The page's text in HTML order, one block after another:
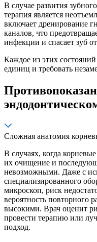
В случае развития
терапия является
включает дренирование
каналов, что
инфекции и спасает зуб
Каждое из этих
единиц и требовать
Сложная анатомия
В случаях, когда
их очищение и
невозможными. Даже с
специализированного
микроскоп, риск
вероятность повторного
высокими. Врач оценит
провести терапию или
подход.